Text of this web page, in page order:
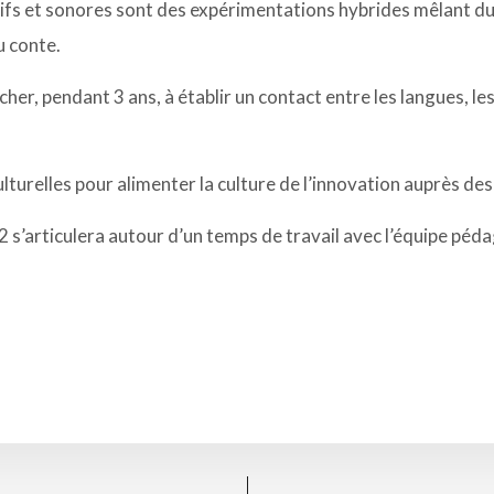
et sonores sont des expérimentations hybrides mêlant du
conte.
pendant 3 ans, à établir un contact entre les langues,
pour alimenter la culture de l’innovation auprès
autour d’un temps de travail avec l’équipe